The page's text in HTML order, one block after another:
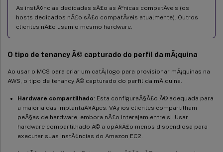
As instÃ¢ncias dedicadas sÃ£o as Ãºnicas compatÃ­veis (os
hosts dedicados nÃ£o sÃ£o compatÃ­veis atualmente). Outros
clientes nÃ£o usam o mesmo hardware.
O tipo de tenancy Ã© capturado do perfil da mÃ¡quina
Ao usar o MCS para criar um catÃ¡logo para provisionar mÃ¡quinas na
AWS, o tipo de tenancy Ã© capturado do perfil da mÃ¡quina.
Hardware compartilhado: Esta configuraÃ§Ã£o Ã© adequada para
a maioria das implantaÃ§Ãµes. VÃ¡rios clientes compartilham
peÃ§as de hardware, embora nÃ£o interajam entre si. Usar
hardware compartilhado Ã© a opÃ§Ã£o menos dispendiosa para
executar suas instÃ¢ncias do Amazon EC2.